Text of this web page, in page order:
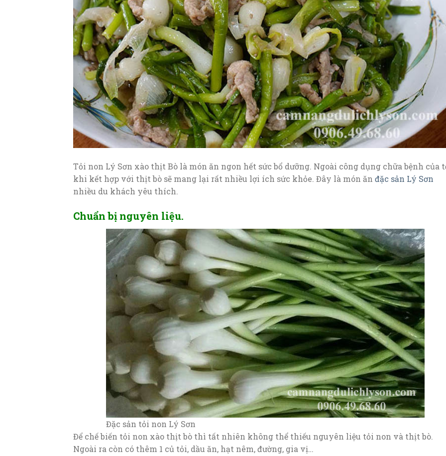
Tỏi non Lý Sơn xào thịt Bò là món ăn ngon hết sức bổ dưỡng. Ngoài công dụng chữa bệnh của
khi kết hợp với thịt bò sẽ mang lại rất nhiều lợi ích sức khỏe. Đây là món ăn đặc sản Lý Sơn
nhiều du khách yêu thích.
Chuẩn bị nguyên liệu.
Đặc sản tỏi non Lý Sơn
Để chế biến tỏi non xào thịt bò thì tất nhiên không thể thiếu nguyên liệu tỏi non và thịt bò.
Ngoài ra còn có thêm 1 củ tỏi, dầu ăn, hạt nêm, đường, gia vị…